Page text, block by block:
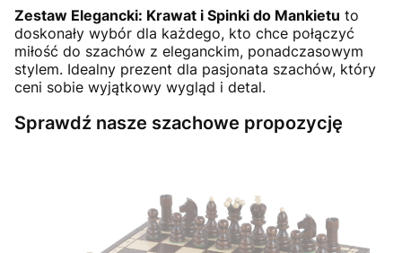
Zestaw Elegancki: Krawat i Spinki do Mankietu to
doskonały wybór dla każdego, kto chce połączyć
miłość do szachów z eleganckim, ponadczasowym
stylem. Idealny prezent dla pasjonata szachów, który
ceni sobie wyjątkowy wygląd i detal.
Sprawdź nasze szachowe propozycję